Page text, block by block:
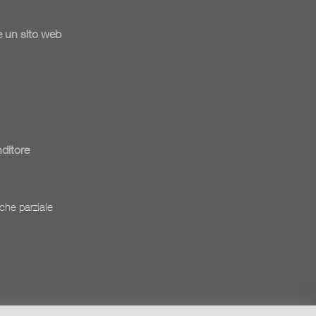
un sito web
parziale